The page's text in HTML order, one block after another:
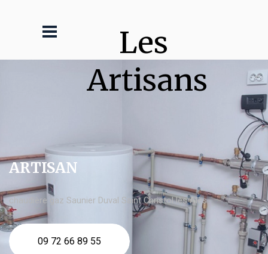
Les
Artisans
ARTISAN
chaudière gaz Saunier Duval Saint Christol lès Alès
09 72 66 89 55